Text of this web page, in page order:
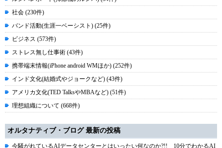
社会 (230件)
バンド活動(生涯一ベーシスト) (25件)
ビジネス (573件)
ストレス無し仕事術 (43件)
携帯端末情報(iPhone android WMほか) (252件)
インド文化(結婚式やジョークなど) (43件)
アメリカ文化(TED TalksやMBAなど) (51件)
理想組織について (668件)
オルタナティブ・ブログ 最新の投稿
今騒がれているAIデータセンターとはいったい何なのか?!! 10分でわかるAI